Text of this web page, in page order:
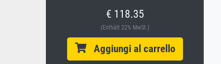
€ 118.35
(Enthält 22% MwSt.)
Aggiungi al carrello